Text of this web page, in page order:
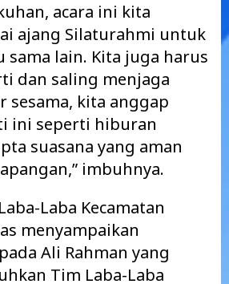
acara ini kita
ajang Silaturahmi untuk
sama lain. Kita juga harus
dan saling menjaga
sesama, kita anggap
ini seperti hiburan
suasana yang aman
imbuhnya.
Laba Kecamatan
menyampaikan
Ali Rahman yang
Tim Laba-Laba